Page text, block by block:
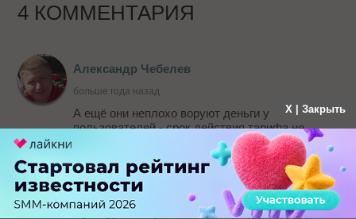
4 КОММЕНТАРИЯ
Александр Чебелев
больше года назад
А ещё они неплохо воруют деньги у
пользователей - срок действия тарифа не
месяц, как у них написано, а 30 дней, поэтому
вместо 12 раз в год придется платить 13 раз.
Плюс даже 30 дней неполные выходят -
последний день они не включают в период и
все неиспользуемые лимиты сгорают раньше.
Приходится переплачивать каждый месяц и
X | Закрыть